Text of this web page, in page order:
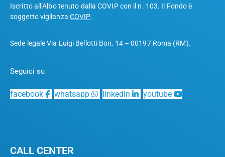
Iscritto all’Albo tenuto dalla COVIP con il n. 103. Il Fondo è
soggetto vigilanza COVIP.
Sede legale Via Luigi Bellotti Bon, 14 – 00197 Roma (RM).
Seguici su
facebook whatsapp linkedin youtube
CALL CENTER